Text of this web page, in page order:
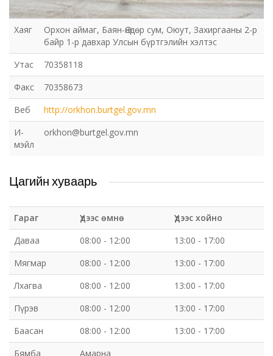
Хаяг
Орхон аймаг, Баян-Өндөр сум, Оюут, Захиргааны 2-р
байр 1-р давхар Улсын бүртгэлийн хэлтэс
Утас
70358118
Факс
70358673
Веб
http://orkhon.burtgel.gov.mn
И-
мэйл
orkhon@burtgel.gov.mn
Цагийн хуваарь
Гараг Үдээс өмнө
Үдээс хойно
Даваа
08:00 - 12:00
13:00 - 17:00
Мягмар
08:00 - 12:00
13:00 - 17:00
Лхагва
08:00 - 12:00
13:00 - 17:00
Пүрэв
08:00 - 12:00
13:00 - 17:00
Баасан
08:00 - 12:00
13:00 - 17:00
Бямба
Амарна